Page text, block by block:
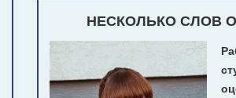
НЕСКОЛЬКО СЛОВ